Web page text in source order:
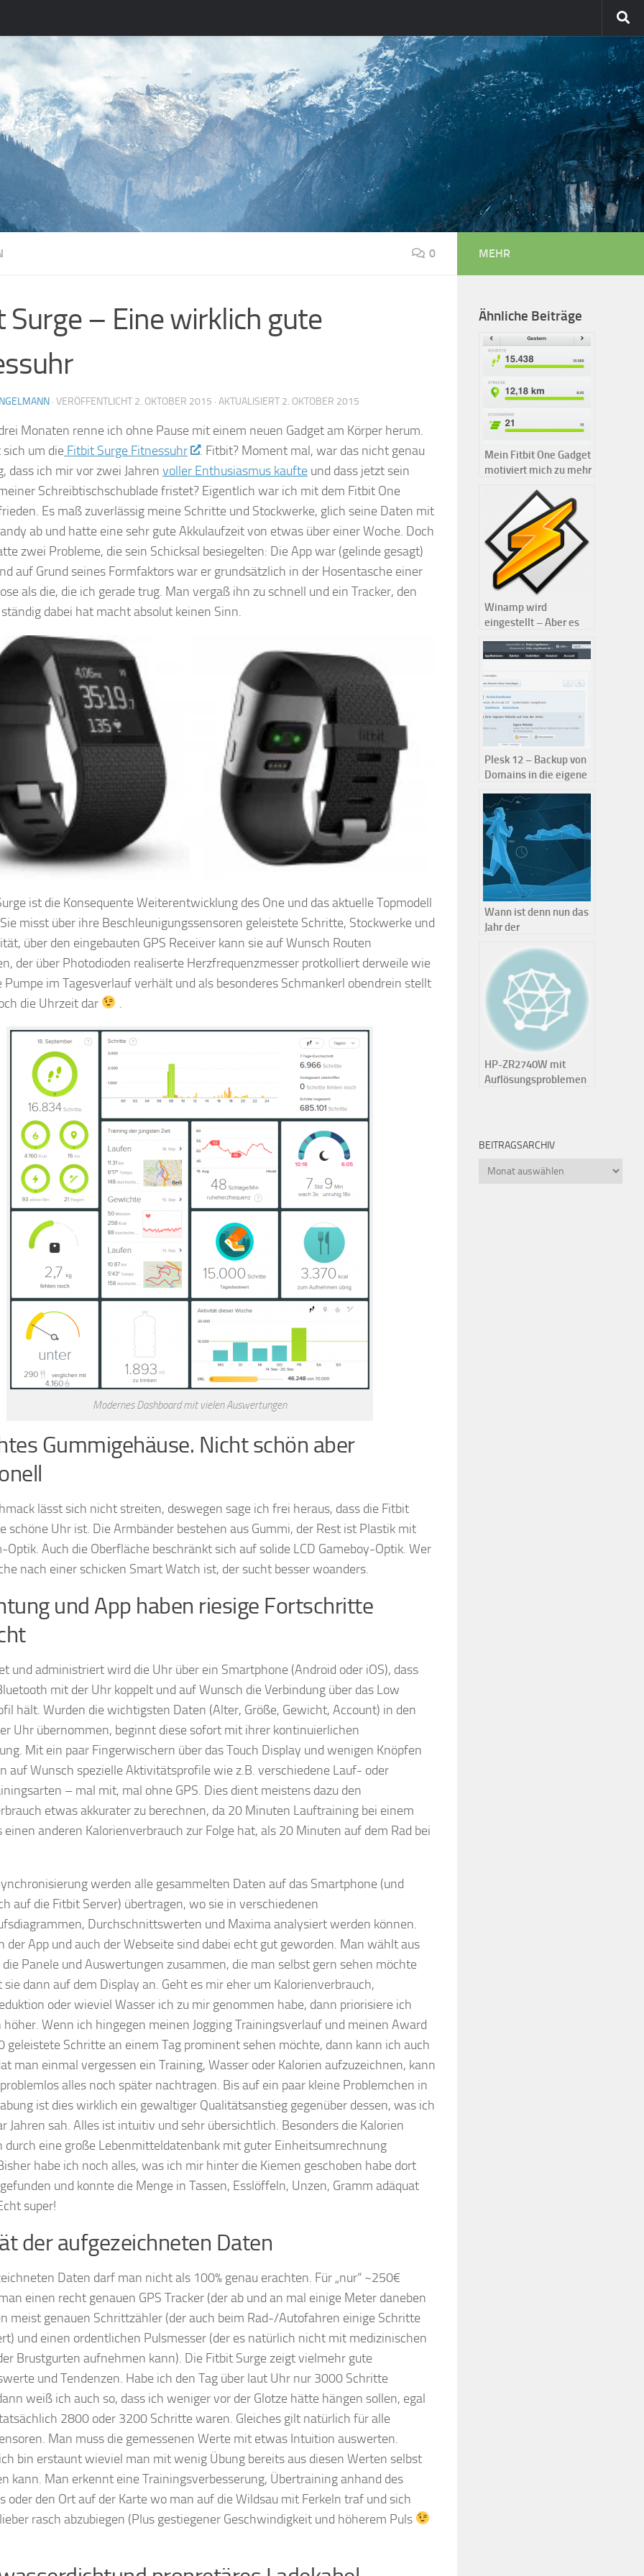
0
Surge – Eine wirklich gute
· VERÖFFENTLICHT 2. OKTOBER 2015 · AKTUALISIERT 2. OKTOBER 2015
Monaten renne ich ohne Pause mit einem neuen Gadget am Körper herum.
sich um die Fitbit Surge Fitnessuhr
. Fitbit? Moment mal, war das nicht genau
dass ich mir vor zwei Jahren voller Enthusiasmus kaufte und dass jetzt sein
Schreibtischschublade fristet? Eigentlich war ich mit dem Fitbit One
Es maß zuverlässig meine Schritte und Stockwerke, glich seine Daten mit
ab und hatte eine sehr gute Akkulaufzeit von etwas über einer Woche. Doch
zwei Probleme, die sein Schicksal besiegelten: Die App war (gelinde gesagt)
auf Grund seines Formfaktors war er grundsätzlich in der Hosentasche einer
als die, die ich gerade trug. Man vergaß ihn zu schnell und ein Tracker, den
dabei hat macht absolut keinen Sinn.
Vorderseite Fitbit Surge Rückseite und Herzfrequenzsensor
ist die Konsequente Weiterentwicklung des One und das aktuelle Topmodell
misst über ihre Beschleunigungssensoren geleistete Schritte, Stockwerke und
über den eingebauten GPS Receiver kann sie auf Wunsch Routen
der über Photodioden realiserte Herzfrequenzmesser protkolliert derweile wie
Pumpe im Tagesverlauf verhält und als besonderes Schmankerl obendrein stellt
die Uhrzeit dar
.
Modernes Dashboard mit vielen Auswertungen
Gummigehäuse. Nicht schön aber
lässt sich nicht streiten, deswegen sage ich frei heraus, dass die Fitbit
schöne Uhr ist. Die Armbänder bestehen aus Gummi, der Rest ist Plastik mit
Auch die Oberfläche beschränkt sich auf solide LCD Gameboy-Optik. Wer
nach einer schicken Smart Watch ist, der sucht besser woanders.
und App haben riesige Fortschritte
und administriert wird die Uhr über ein Smartphone (Android oder iOS), dass
mit der Uhr koppelt und auf Wunsch die Verbindung über das Low
hält. Wurden die wichtigsten Daten (Alter, Größe, Gewicht, Account) in den
Uhr übernommen, beginnt diese sofort mit ihrer kontinuierlichen
Mit ein paar Fingerwischern über das Touch Display und wenigen Knöpfen
auf Wunsch spezielle Aktivitätsprofile wie z.B. verschiedene Lauf- oder
– mal mit, mal ohne GPS. Dies dient meistens dazu den
etwas akkurater zu berechnen, da 20 Minuten Lauftraining bei einem
einen anderen Kalorienverbrauch zur Folge hat, als 20 Minuten auf dem Rad bei
werden alle gesammelten Daten auf das Smartphone (und
auf die Fitbit Server) übertragen, wo sie in verschiedenen
Durchschnittswerten und Maxima analysiert werden können.
der App und auch der Webseite sind dabei echt gut geworden. Man wählt aus
Panele und Auswertungen zusammen, die man selbst gern sehen möchte
sie dann auf dem Display an. Geht es mir eher um Kalorienverbrauch,
oder wieviel Wasser ich zu mir genommen habe, dann priorisiere ich
höher. Wenn ich hingegen meinen Jogging Trainingsverlauf und meinen Award
geleistete Schritte an einem Tag prominent sehen möchte, dann kann ich auch
man einmal vergessen ein Training, Wasser oder Kalorien aufzuzeichnen, kann
alles noch später nachtragen. Bis auf ein paar kleine Problemchen in
ist dies wirklich ein gewaltiger Qualitätsanstieg gegenüber dessen, was ich
Jahren sah. Alles ist intuitiv und sehr übersichtlich. Besonders die Kalorien
durch eine große Lebenmitteldatenbank mit guter Einheitsumrechnung
habe ich noch alles, was ich mir hinter die Kiemen geschoben habe dort
und konnte die Menge in Tassen, Esslöffeln, Unzen, Gramm adäquat
super!
der aufgezeichneten Daten
Daten darf man nicht als 100% genau erachten. Für „nur“ ~250€
einen recht genauen GPS Tracker (der ab und an mal einige Meter daneben
meist genauen Schrittzähler (der auch beim Rad-/Autofahren einige Schritte
und einen ordentlichen Pulsmesser (der es natürlich nicht mit medizinischen
Brustgurten aufnehmen kann). Die Fitbit Surge zeigt vielmehr gute
und Tendenzen. Habe ich den Tag über laut Uhr nur 3000 Schritte
weiß ich auch so, dass ich weniger vor der Glotze hätte hängen sollen, egal
2800 oder 3200 Schritte waren. Gleiches gilt natürlich für alle
Man muss die gemessenen Werte mit etwas Intuition auswerten.
bin erstaunt wieviel man mit wenig Übung bereits aus diesen Werten selbst
kann. Man erkennt eine Trainingsverbesserung, Übertraining anhand des
oder den Ort auf der Karte wo man auf die Wildsau mit Ferkeln traf und sich
rasch abzubiegen (Plus gestiegener Geschwindigkeit und höherem Puls
MEHR
Ähnliche Beiträge
Mein Fitbit One Gadget
motiviert mich zu mehr
Winamp wird
eingestellt – Aber es
Alternative!
Plesk 12 – Backup von
Domains in die eigene
Wann ist denn nun das
Jahr der
Fitness Sensoren?
HP-ZR2740W mit
Auflösungsproblemen
BEITRAGSARCHIV
Beitragsarchiv